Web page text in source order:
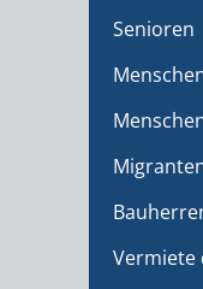
Senioren
Vermiete